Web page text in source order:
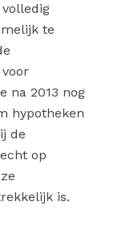
te
na 2013 nog
hypotheken
de
op
is.